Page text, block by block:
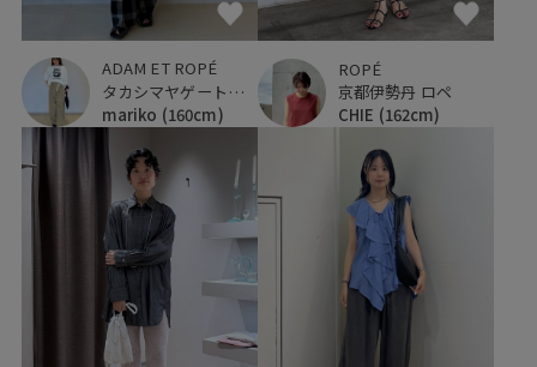
ADAM ET ROPÉ
タカシマヤゲートタワーモール
mariko (160cm)
ROPÉ
京都伊勢丹 ロペ
CHIE (162cm)